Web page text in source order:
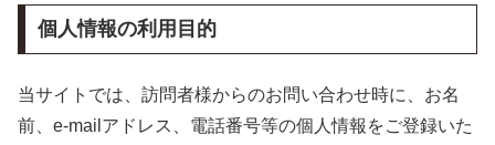
個人情報の利用目的
当サイトでは、訪問者様からのお問い合わせ時に、お名
前、e-mailアドレス、電話番号等の個人情報をご登録いた